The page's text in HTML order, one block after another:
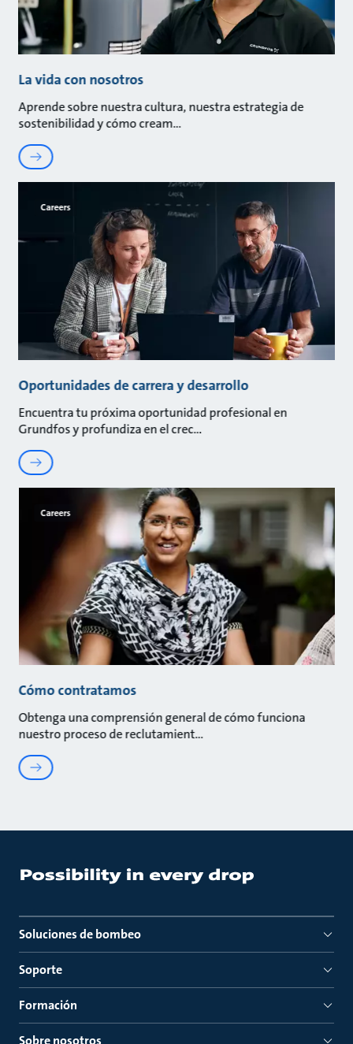
La vida con nosotros
Aprende sobre nuestra cultura, nuestra estrategia de
sostenibilidad y cómo cream
Careers
Oportunidades de carrera y desarrollo
Encuentra tu próxima oportunidad profesional en
Grundfos y profundiza en el crec
Careers
Cómo contratamos
Obtenga una comprensión general de cómo funciona
nuestro proceso de reclutamient
Soluciones de bombeo
Soporte
Formación